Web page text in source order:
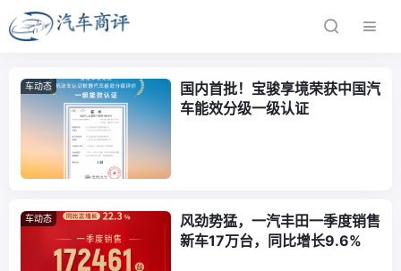
车动态
国内首批！宝骏享境荣获中国汽
车能效分级一级认证
车动态
风劲势猛，一汽丰田一季度销售
新车17万台，同比增长9.6%